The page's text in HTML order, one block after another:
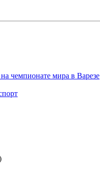
чемпионате мира в Варезе